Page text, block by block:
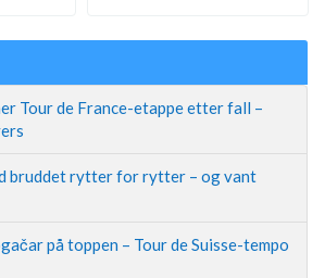
Tour de France-etappe etter fall –
bruddet rytter for rytter – og vant
på toppen – Tour de Suisse-tempo